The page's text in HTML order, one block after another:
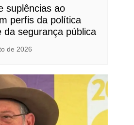
suplências ao
perfis da política
da segurança pública
de 2026